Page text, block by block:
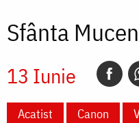
Sfânta
13 Iunie
Acatist Canon